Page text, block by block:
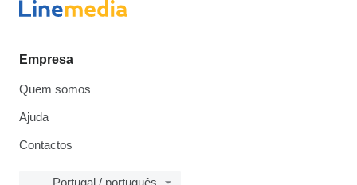
Empresa
Quem somos
Ajuda
Contactos